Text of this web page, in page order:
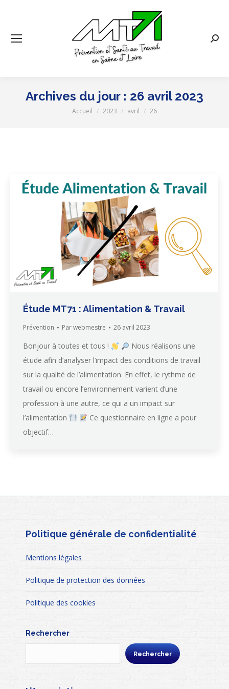
Archives du jour : 26 avril 2023
Vous êtes ici :
Accueil 2023 avril 26
Étude MT71 : Alimentation & Travail
Prévention Parwebmestre 26 avril 2023
Bonjour à toutes et tous !
Nous réalisons une
étude afin d’analyser l’impact des conditions de travail
sur la qualité de l’alimentation. En effet, le rythme de
travail ou encore l’environnement varient d’une
profession à une autre, ce qui a un impact sur
l’alimentation
Ce questionnaire en ligne a pour
objectif…
Politique générale de confidentialité
Mentions légales
Politique de protection des données
Politique des cookies
Rechercher
Rechercher